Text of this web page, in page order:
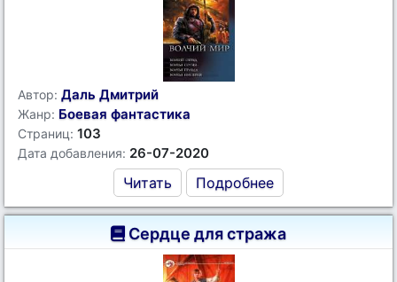
Автор: Даль Дмитрий
Жанр: Боевая фантастика
Страниц: 103
Дата добавления: 26-07-2020
Читать Подробнее
Сердце для стража